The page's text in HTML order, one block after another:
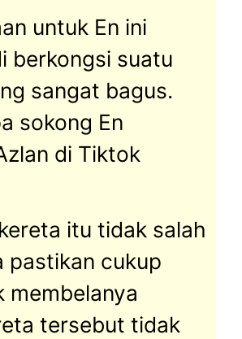
depan
untuk En ini
berkongsi suatu
sangat bagus.
sokong En
di Tiktok
itu tidak salah
pastikan cukup
membelanya
tersebut tidak